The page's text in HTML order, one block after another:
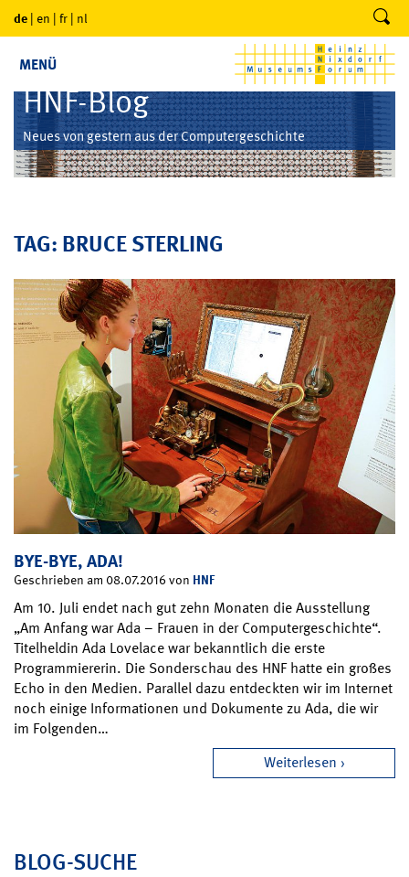
de | en | fr | nl
MENÜ
HNF-Blog
Neues von gestern aus der Computergeschichte
TAG: BRUCE STERLING
BYE-BYE, ADA!
Geschrieben am 08.07.2016 von HNF
Am 10. Juli endet nach gut zehn Monaten die Ausstellung
„Am Anfang war Ada – Frauen in der Computergeschichte“.
Titelheldin Ada Lovelace war bekanntlich die erste
Programmiererin. Die Sonderschau des HNF hatte ein großes
Echo in den Medien. Parallel dazu entdeckten wir im Internet
noch einige Informationen und Dokumente zu Ada, die wir
im Folgenden…
Weiterlesen
BLOG-SUCHE